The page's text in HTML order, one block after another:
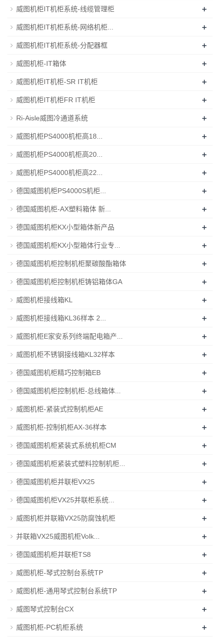
威图机柜IT机柜系统-线缆管理柜 +
威图机柜IT机柜系统-网络机柜... +
威图机柜IT机柜系统-分配器框 +
威图机柜-IT箱体 +
威图机柜IT机柜-SR IT机柜 +
威图机柜IT机柜FR IT机柜 +
Ri-Aisle威图冷通道系统 +
威图机柜PS4000机柜高18... +
威图机柜PS4000机柜高20... +
威图机柜PS4000机柜高22... +
德国威图机柜PS4000S机柜... +
德国威图机柜-AX塑料箱体 新... +
德国威图机柜KX小型箱体新产品 +
德国威图机柜KX小型箱体行业专... +
德国威图机柜控制机柜聚碳酸酯箱体 +
德国威图机柜控制机柜铸铝箱体GA +
威图机柜接线箱KL +
威图机柜接线箱KL36样本 2... +
威图机柜E家安系列终端配电箱产... +
威图机柜不锈钢接线箱KL32样本 +
德国威图机柜精巧控制箱EB +
德国威图机柜控制机柜-总线箱体... +
威图机柜-紧装式控制机柜AE +
威图机柜-控制机柜AX-36样本 +
德国威图机柜紧装式系统机柜CM +
德国威图机柜紧装式塑料控制机柜... +
德国威图机柜并联柜VX25 +
德国威图机柜VX25并联柜系统... +
威图机柜并联箱VX25防腐蚀机柜 +
并联箱VX25威图机柜Volk... +
德国威图机柜并联柜TS8 +
威图机柜-琴式控制台系统TP +
威图机柜-通用琴式控制台系统TP +
威图琴式控制台CX +
威图机柜-PC机柜系统 +